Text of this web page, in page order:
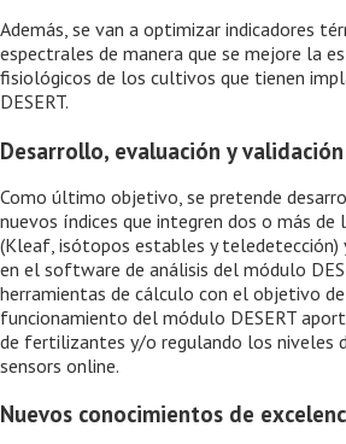
Además, se van a optimizar indicadores
espectrales de manera que se mejore la
fisiológicos de los cultivos que tienen
DESERT.
Desarrollo, evaluación y
Como último objetivo, se pretende
nuevos índices que integren dos o más de
(Kleaf, isótopos estables y teledetección)
en el software de análisis del módulo
herramientas de cálculo con el objetivo
funcionamiento del módulo DESERT
de fertilizantes y/o regulando los niveles
sensors online.
Nuevos conocimientos de